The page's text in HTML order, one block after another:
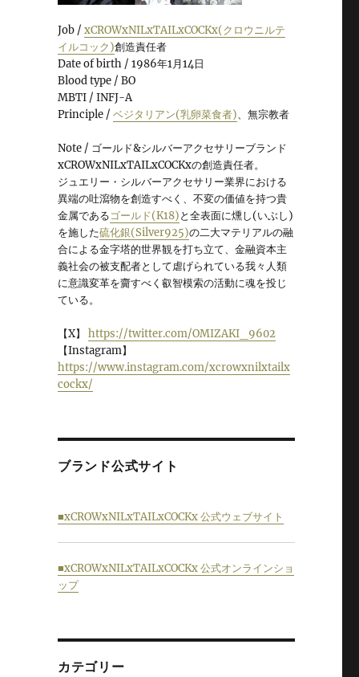
Job / xCROWxNILxTAILxCOCKx(クロウニルテ
イルコック)創造責任者
Date of birth / 1986年1月14日
Blood type / BO
MBTI / INFJ-A
Principle / ベジタリアン(乳卵菜食者)、無宗教者
Note / ゴールド&シルバーアクセサリーブランド
xCROWxNILxTAILxCOCKxの創造責任者。
ジュエリー・シルバーアクセサリー業界における
異端の吐瀉物を創造すべく、不変の価値を持つ貴
金属であるゴールド(K18)と全表面に燻し(いぶし)
を施した硫化銀(Silver925)の二大マテリアルの融
合による金字塔的世界観を打ち立て、金融資本主
義社会の被支配者として虐げられている我々人類
に意識変革を齎すべく叡智模索の活動に魂を投じ
ている。
【X】 https://twitter.com/OMIZAKI_9602
【Instagram】
https://www.instagram.com/xcrowxnilxtailx
cockx/
ブランド公式サイト
■xCROWxNILxTAILxCOCKx 公式ウェブサイト
■xCROWxNILxTAILxCOCKx 公式オンラインショ
ップ
カテゴリー